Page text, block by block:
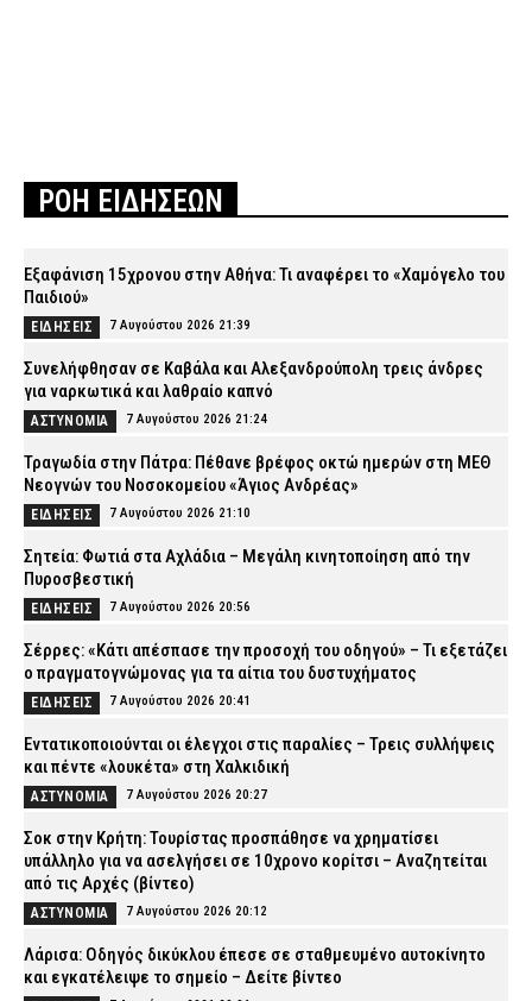
ΡΟΗ ΕΙΔΗΣΕΩΝ
Εξαφάνιση 15χρονου στην Αθήνα: Τι αναφέρει το «Χαμόγελο του
Παιδιού»
ΕΙΔΗΣΕΙΣ 7 Αυγούστου 2026 21:39
Συνελήφθησαν σε Καβάλα και Αλεξανδρούπολη τρεις άνδρες
για ναρκωτικά και λαθραίο καπνό
ΑΣΤΥΝΟΜΙΑ 7 Αυγούστου 2026 21:24
Τραγωδία στην Πάτρα: Πέθανε βρέφος οκτώ ημερών στη ΜΕΘ
Νεογνών του Νοσοκομείου «Άγιος Ανδρέας»
ΕΙΔΗΣΕΙΣ 7 Αυγούστου 2026 21:10
Σητεία: Φωτιά στα Αχλάδια – Μεγάλη κινητοποίηση από την
Πυροσβεστική
ΕΙΔΗΣΕΙΣ 7 Αυγούστου 2026 20:56
Σέρρες: «Κάτι απέσπασε την προσοχή του οδηγού» – Τι εξετάζει
ο πραγματογνώμονας για τα αίτια του δυστυχήματος
ΕΙΔΗΣΕΙΣ 7 Αυγούστου 2026 20:41
Εντατικοποιούνται οι έλεγχοι στις παραλίες – Τρεις συλλήψεις
και πέντε «λουκέτα» στη Χαλκιδική
ΑΣΤΥΝΟΜΙΑ 7 Αυγούστου 2026 20:27
Σοκ στην Κρήτη: Τουρίστας προσπάθησε να χρηματίσει
υπάλληλο για να ασελγήσει σε 10χρονο κορίτσι – Αναζητείται
από τις Αρχές (βίντεο)
ΑΣΤΥΝΟΜΙΑ 7 Αυγούστου 2026 20:12
Λάρισα: Οδηγός δικύκλου έπεσε σε σταθμευμένο αυτοκίνητο
και εγκατέλειψε το σημείο – Δείτε βίντεο